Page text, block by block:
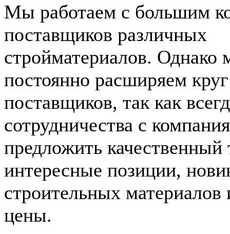
Мы работаем с большим
поставщиков различных
стройматериалов. Однако
постоянно расширяем
поставщиков, так как
сотрудничества с
предложить качественный
интересные позиции,
строительных
цены.